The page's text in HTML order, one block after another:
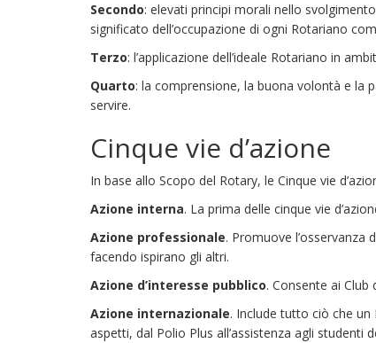
Secondo: elevati principi morali nello
significato dell’occupazione di ogni Rotariano
Terzo: l’applicazione dell’ideale Rotariano in
Quarto: la comprensione, la buona volontà e la
servire.
Cinque vie d’azione
In base allo Scopo del Rotary, le Cinque vie
Azione interna. La prima delle cinque vie
Azione professionale. Promuove
facendo ispirano gli altri.
Azione d’interesse pubblico. Consente ai
Azione internazionale. Include tutto ciò che
aspetti, dal Polio Plus all’assistenza agli studenti